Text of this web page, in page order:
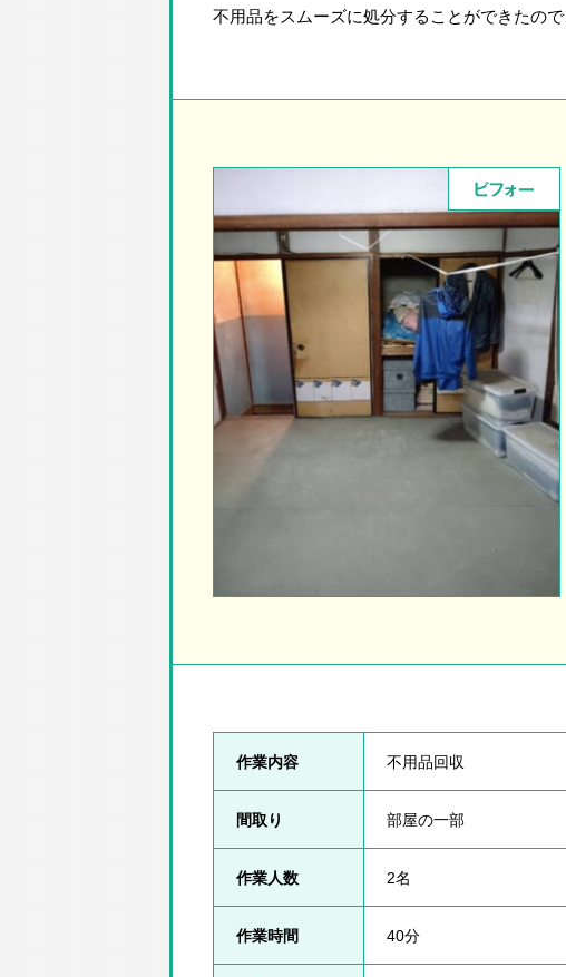
不用品をスムーズに処分することができたの
ビフォー
作業内容 不用品回収
間取り 部屋の一部
作業人数 2名
作業時間 40分